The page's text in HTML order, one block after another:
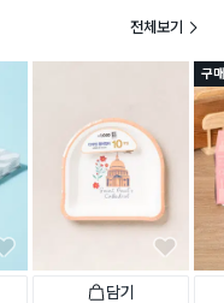
전체보기
담기
구